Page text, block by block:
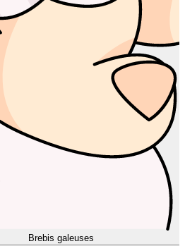
Brebis galeuses